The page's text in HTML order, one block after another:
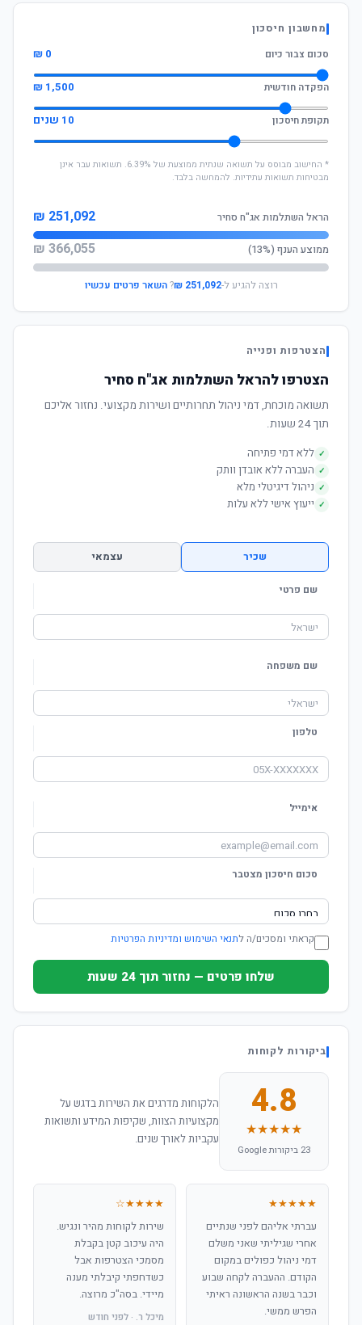
מחשבון חיסכון
סכום צבור כיום
0 ₪
הפקדה חודשית 1,500 ₪
תקופת חיסכון 10 שנים
* החישוב מבוסס על תשואה שנתית ממוצעת של 6.39%. תשואות עבר אינן
מבטיחות תשואות עתידיות. להמחשה בלבד.
הראל השתלמות אג"ח סחיר 251,092 ₪
ממוצע הענף (13%) 366,055 ₪
רוצה להגיע ל-251,092 ₪
?השאר פרטים עכשיו
הצטרפות ופנייה
הצטרפו להראל השתלמות אג"ח סחיר
תשואה מוכחת, דמי ניהול תחרותיים ושירות מקצועי. נחזור אליכם
תוך 24 שעות.
✓ ללא דמי פתיחה
✓ העברה ללא אובדן וותק
✓ ניהול דיגיטלי מלא
✓ ייעוץ אישי ללא עלות
שכיר עצמאי
שם פרטי
שם משפחה
טלפון
אימייל
סכום חיסכון מצטבר
קראתי ומסכים/ה לתנאי השימוש ומדיניות הפרטיות
שלחו פרטים — נחזור תוך 24 שעות
ביקורות לקוחות
4.8
★★★★★
23 ביקורות Google
הלקוחות מדרגים את השירות בדגש על
מקצועיות הצוות, שקיפות המידע ותשואות
עקביות לאורך שנים.
★★★★★
עברתי אליהם לפני שנתיים
אחרי שגיליתי שאני משלם
דמי ניהול כפולים במקום
הקודם. ההעברה לקחה שבוע
וכבר בשנה הראשונה ראיתי
הפרש ממשי.
★★★★☆
שירות לקוחות מהיר ונגיש.
היה עיכוב קטן בקבלת
מסמכי הצטרפות אבל
כשדחפתי קיבלתי מענה
מיידי. בסה"כ מרוצה.
מיכל ר. · לפני חודש